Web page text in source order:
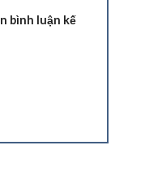
bình luận kế